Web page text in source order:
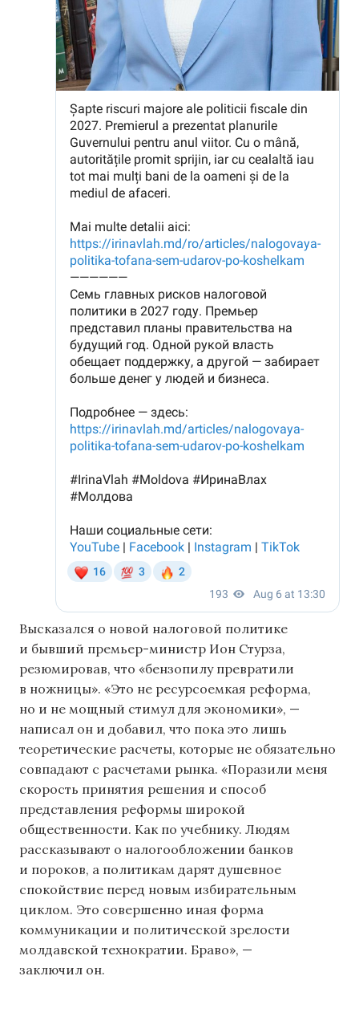
Высказался о новой налоговой политике
и бывший премьер-министр Ион Стурза,
резюмировав, что «бензопилу превратили
в ножницы». «Это не ресурсоемкая реформа,
но и не мощный стимул для экономики», —
написал он и добавил, что пока это лишь
теоретические расчеты, которые не обязательно
совпадают с расчетами рынка. «Поразили меня
скорость принятия решения и способ
представления реформы широкой
общественности. Как по учебнику. Людям
рассказывают о налогообложении банков
и пороков, а политикам дарят душевное
спокойствие перед новым избирательным
циклом. Это совершенно иная форма
коммуникации и политической зрелости
молдавской технократии. Браво», —
заключил он.